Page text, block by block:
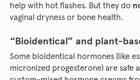
help with hot flashes. But they do
vaginal dryness or bone health.
“Bioidentical” and plant-
Some bioidentical hormones (like
micronized progesterone) are safe